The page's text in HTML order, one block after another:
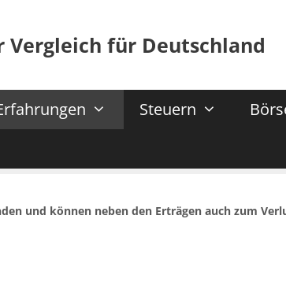
Vergleich für Deutschland
Steuern
und können neben den Erträgen auch zum